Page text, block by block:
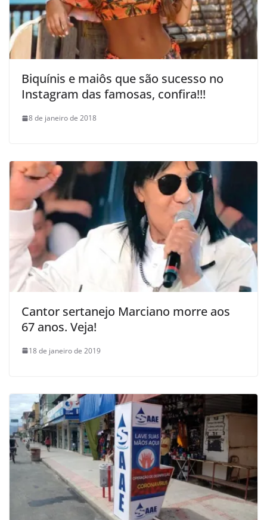
Biquínis e maiôs que são sucesso no
Instagram das famosas, confira!!!
8 de janeiro de 2018
Cantor sertanejo Marciano morre aos
67 anos. Veja!
18 de janeiro de 2019